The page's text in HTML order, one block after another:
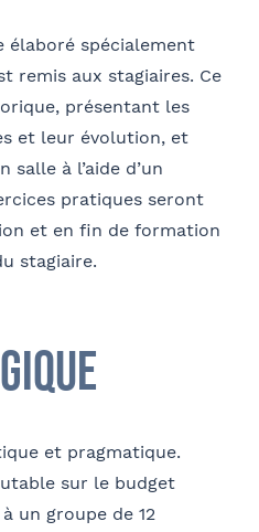
élaboré spécialement
remis aux stagiaires. Ce
présentant les
et leur évolution, et
à l’aide d’un
pratiques seront
et en fin de formation
stagiaire.
et pragmatique.
sur le budget
un groupe de 12
Avocats à utiliser mes
juridiques
et événements
et libertés » du 6 janvier 1978
d’un droit d’accès et de